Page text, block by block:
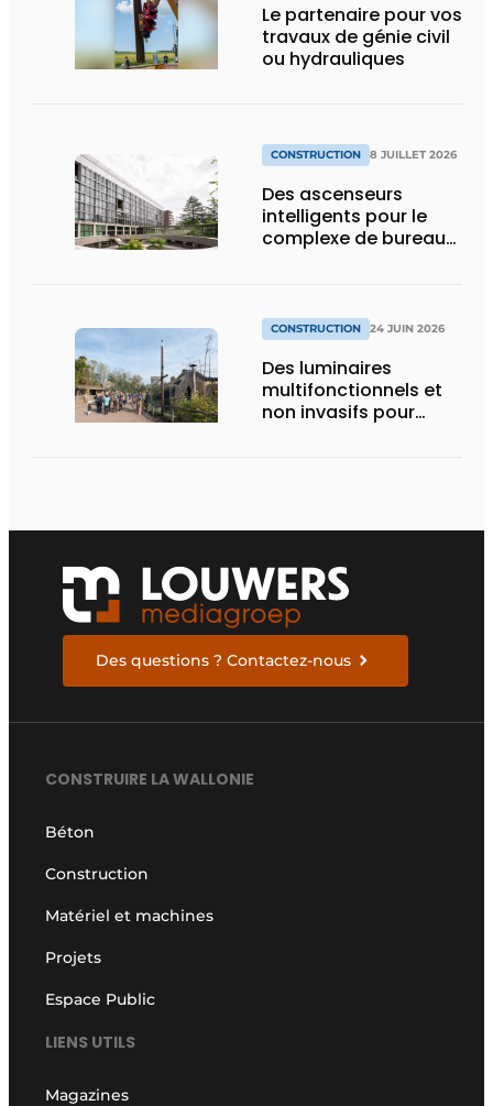
Le partenaire pour vos
travaux de génie civil
ou hydrauliques
CONSTRUCTION 8 JUILLET 2026
Des ascenseurs
intelligents pour le
complexe de bureaux
CONSTRUCTION 24 JUIN 2026
Des luminaires
multifonctionnels et
non invasifs pour
Des questions ? Contactez-nous
CONSTRUIRE LA WALLONIE
Béton
Construction
Matériel et machines
Projets
Espace Public
LIENS UTILS
Magazines